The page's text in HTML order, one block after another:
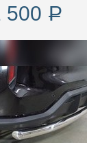
500 Р